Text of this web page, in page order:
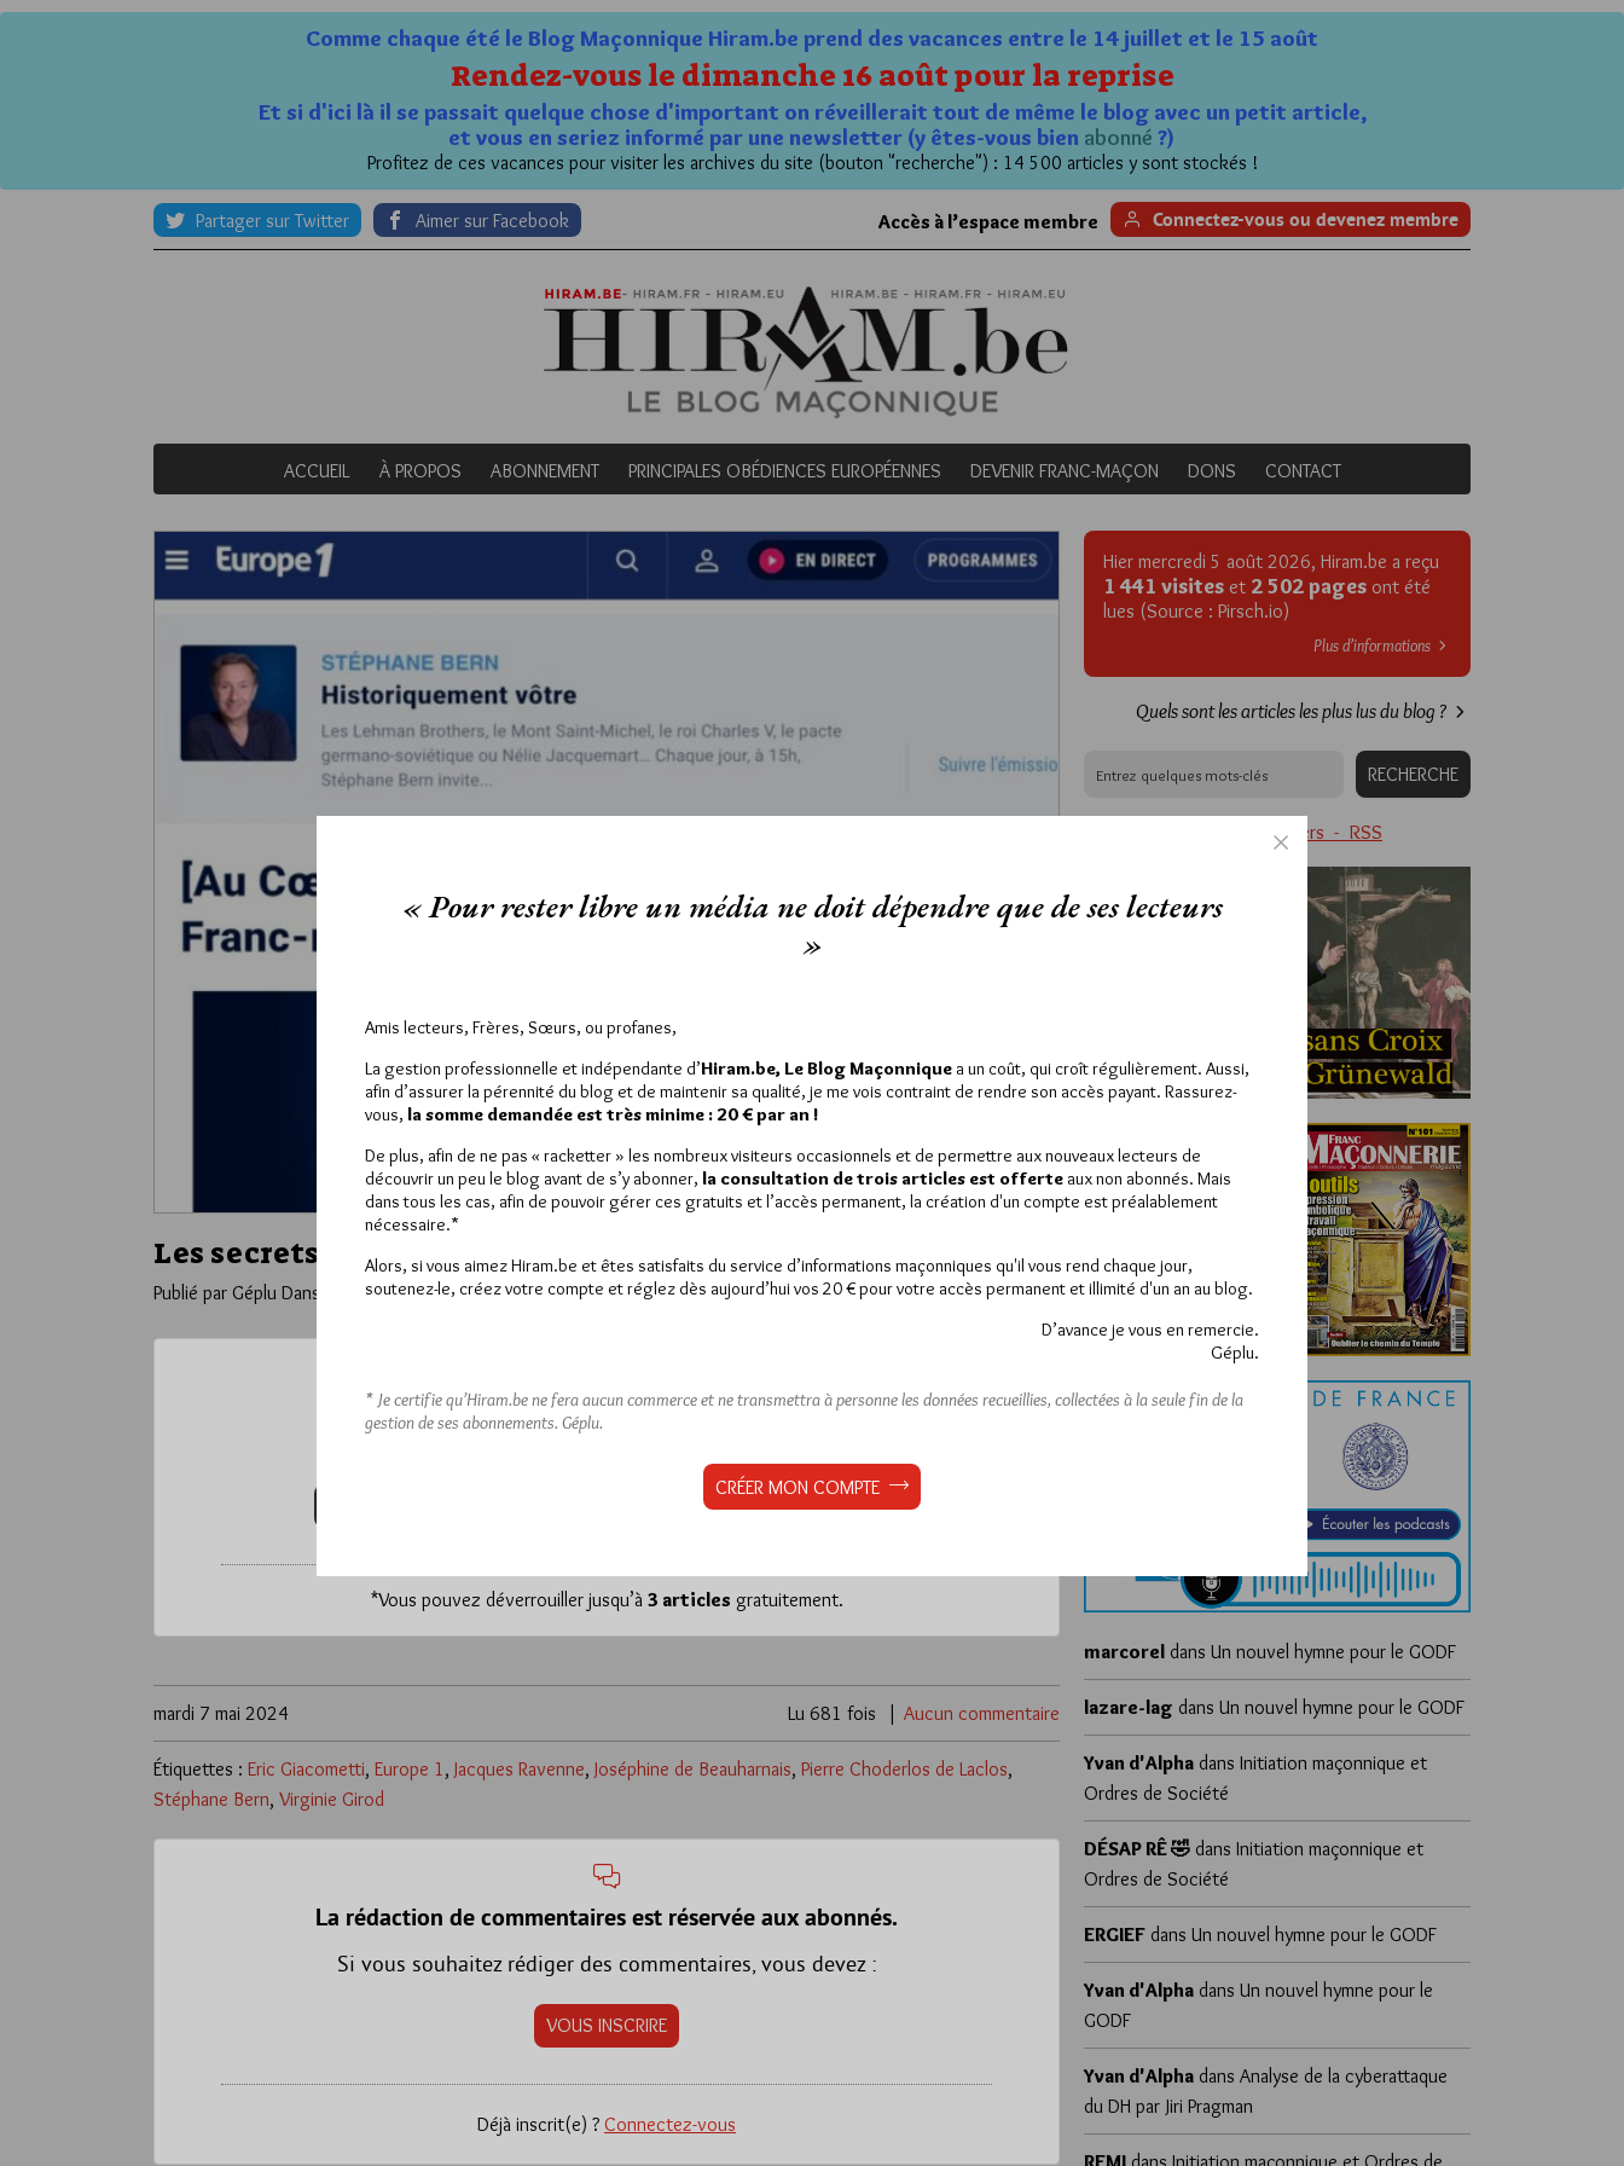
Comme chaque été le Blog Maçonnique Hiram.be prend des vacances entre le 14 juillet et le 15 août
Rendez-vous le dimanche 16 août pour la reprise
Et si d'ici là il se passait quelque chose d'important on réveillerait tout de même le blog avec un petit article,
et vous en seriez informé par une newsletter (y êtes-vous bien abonné ?)
Profitez de ces vacances pour visiter les archives du site (bouton "recherche") : 14 500 articles y sont stockés !
Partager sur Twitter Aimer sur Facebook Accès à l’espace membre Connectez-vous ou devenez membre
ACCUEIL À PROPOS ABONNEMENT PRINCIPALES OBÉDIENCES EUROPÉENNES DEVENIR FRANC-MAÇON DONS CONTACT
Les secrets de la franc-maçonnerie sur Europe 1
Publié par Géplu Dans Divers
Ce contenu est réservé aux abonnés.
LE DÉVERROUILLERGRATUITEMENT*
*Vous pouvez déverrouiller jusqu’à 3 articles gratuitement.
mardi 7 mai 2024 Aucun commentaire
Lu 681 fois
Étiquettes : Eric Giacometti, Europe 1, Jacques Ravenne, Joséphine de Beauharnais, Pierre Choderlos de Laclos,
Stéphane Bern, Virginie Girod
La rédaction de commentaires est réservée aux abonnés.
Si vous souhaitez rédiger des commentaires, vous devez :
VOUS INSCRIRE
Déjà inscrit(e) ? Connectez-vous
Hier mercredi 5 août 2026, Hiram.be a reçu
1 441 visites et 2 502 pages ont été
lues (Source : Pirsch.io)
Plus d’informations
Quels sont les articles les plus lus du blog ?
Abonnement aux Newsletters - RSS
marcorel dans Un nouvel hymne pour le GODF
lazare-lag dans Un nouvel hymne pour le GODF
Yvan d'Alpha dans Initiation maçonnique et
Ordres de Société
DÉSAP RÊ 🤣 dans Initiation maçonnique et
Ordres de Société
ERGIEF dans Un nouvel hymne pour le GODF
Yvan d'Alpha dans Un nouvel hymne pour le
GODF
Yvan d'Alpha dans Analyse de la cyberattaque
du DH par Jiri Pragman
« Pour rester libre un média ne doit dépendre que de ses lecteurs
»
Amis lecteurs, Frères, Sœurs, ou profanes,
La gestion professionnelle et indépendante d’Hiram.be, Le Blog Maçonnique a un coût, qui croît régulièrement. Aussi,
afin d’assurer la pérennité du blog et de maintenir sa qualité, je me vois contraint de rendre son accès payant. Rassurez-
vous, la somme demandée est très minime : 20 € par an !
De plus, afin de ne pas « racketter » les nombreux visiteurs occasionnels et de permettre aux nouveaux lecteurs de
découvrir un peu le blog avant de s’y abonner, la consultation de trois articles est offerte aux non abonnés. Mais
dans tous les cas, afin de pouvoir gérer ces gratuits et l’accès permanent, la création d'un compte est préalablement
nécessaire.*
Alors, si vous aimez Hiram.be et êtes satisfaits du service d’informations maçonniques qu'il vous rend chaque jour,
soutenez-le, créez votre compte et réglez dès aujourd’hui vos 20 € pour votre accès permanent et illimité d'un an au blog.
D’avance je vous en remercie.
Géplu.
* Je certifie qu’Hiram.be ne fera aucun commerce et ne transmettra à personne les données recueillies, collectées à la seule fin de la
gestion de ses abonnements. Géplu.
CRÉER MON COMPTE